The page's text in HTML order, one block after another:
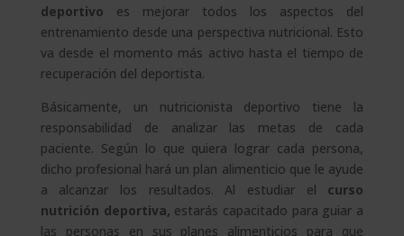
deportivo es mejorar todos los aspectos del
entrenamiento desde una perspectiva nutricional. Esto
va desde el momento más activo hasta el tiempo de
recuperación del deportista.
Básicamente, un nutricionista deportivo tiene la
responsabilidad de analizar las metas de cada
paciente. Según lo que quiera lograr cada persona,
dicho profesional hará un plan alimenticio que le ayude
a alcanzar los resultados. Al estudiar el curso
nutrición deportiva, estarás capacitado para guiar a
las personas en sus planes alimenticios para que